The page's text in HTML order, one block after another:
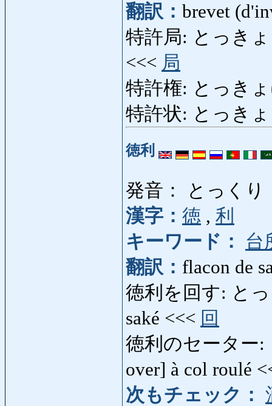
翻訳： brevet
特許局: とっきょ
<<< 局
特許権: とっき
特許状: とっき
徳利
発音： とっくり
漢字： 徳 , 利
キーワード：
台
翻訳： flacon de
徳利を回す: とっ
saké <<< 回
徳利のセーター:
over] à col roulé
次もチェック：